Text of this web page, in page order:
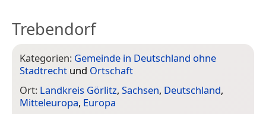
Trebendorf
Kategorien: Gemeinde in Deutschland ohne
Stadtrecht und Ortschaft
Ort: Landkreis Görlitz, Sachsen, Deutschland,
Mitteleuropa, Europa